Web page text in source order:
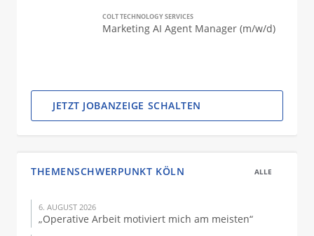
COLT TECHNOLOGY SERVICES
Marketing AI Agent Manager (m/w/d)
JETZT JOBANZEIGE SCHALTEN
THEMENSCHWERPUNKT KÖLN ALLE
6. AUGUST 2026
„Operative Arbeit motiviert mich am meisten“